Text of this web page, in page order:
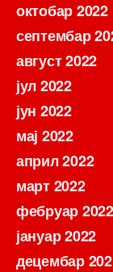
октобар 2022
септембар
август 2022
јул 2022
јун 2022
мај 2022
април 2022
март 2022
фебруар 2022
јануар 2022
децембар